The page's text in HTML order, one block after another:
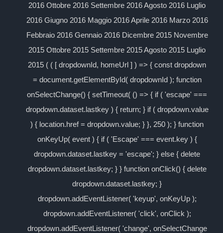
2016 Ottobre 2016 Settembre 2016 Agosto 2016 Luglio
2016 Giugno 2016 Maggio 2016 Aprile 2016 Marzo 2016
Febbraio 2016 Gennaio 2016 Dicembre 2015 Novembre
2015 Ottobre 2015 Settembre 2015 Agosto 2015 Luglio
2015 ( ( [ dropdownId, homeUrl ] ) => { const dropdown
= document.getElementById( dropdownId ); function
onSelectChange() { setTimeout( () => { if ( 'escape' ===
dropdown.dataset.lastkey ) { return; } if ( dropdown.value
) { location.href = dropdown.value; } }, 250 ); } function
onKeyUp( event ) { if ( 'Escape' === event.key ) {
dropdown.dataset.lastkey = 'escape'; } else { delete
dropdown.dataset.lastkey; } } function onClick() { delete
dropdown.dataset.lastkey; }
dropdown.addEventListener( 'keyup', onKeyUp );
dropdown.addEventListener( 'click', onClick );
dropdown.addEventListener( 'change', onSelectChange